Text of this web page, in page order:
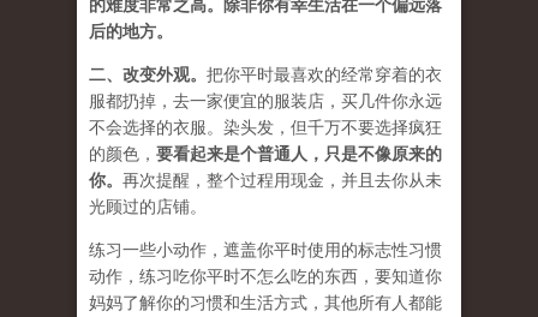
的难度非常之高。除非你有幸生活在一个偏远落
后的地方。
二、 改变外观。 把你平时最喜欢的经常穿着的衣
服都扔掉，去一家便宜的服装店，买几件你永远
不会选择的衣服。染头发，但千万不要选择疯狂
的颜色， 要看起来是个普通人，只是不像原来的
你。 再次提醒，整个过程用现金，并且去你从未
光顾过的店铺。
练习一些小动作，遮盖你平时使用的标志性习惯
动作，练习吃你平时不怎么吃的东西，要知道你
妈妈了解你的习惯和生活方式，其他所有人都能